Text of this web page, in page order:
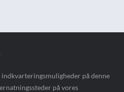
på denne
på vores